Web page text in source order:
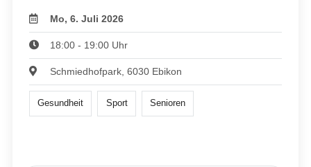
Mo, 6. Juli 2026
18:00 - 19:00 Uhr
Schmiedhofpark, 6030 Ebikon
Gesundheit Sport Senioren